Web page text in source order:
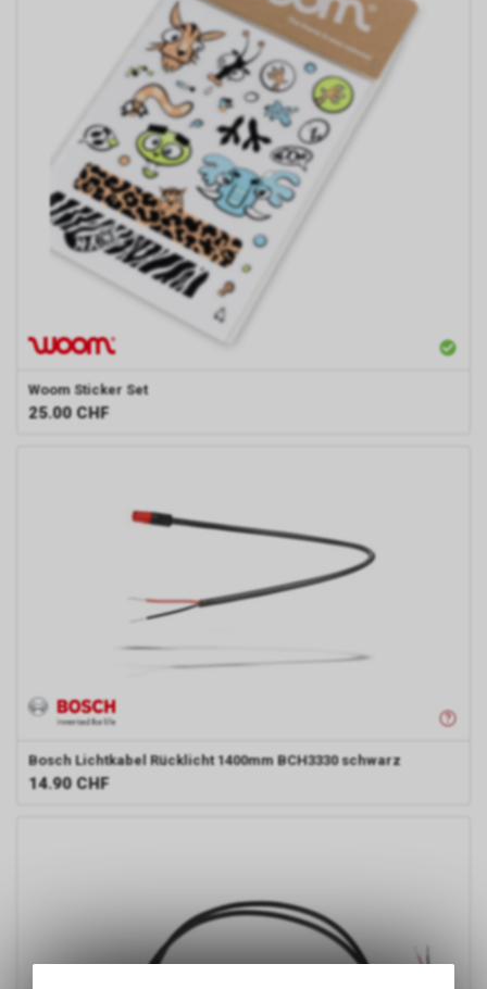
Woom Sticker Set
25.00 CHF
Bosch Lichtkabel Rücklicht 1400mm BCH3330 schwarz
14.90 CHF